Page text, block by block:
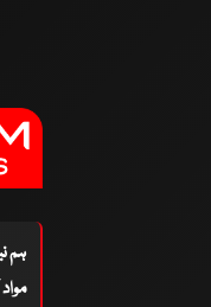
ہم